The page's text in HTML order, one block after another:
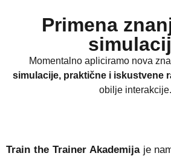
Primena
Momentalno apliciramo nova
simulacije, praktične i iskustvene
obilje interakcije.
Train the Trainer Akademijaje